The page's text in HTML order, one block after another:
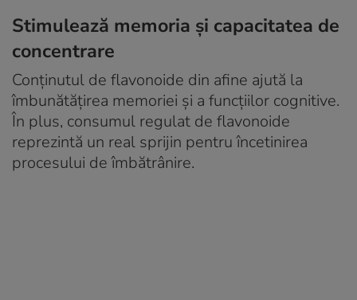
Stimulează memoria și capacitatea de
concentrare
Conținutul de flavonoide din afine ajută la
îmbunătățirea memoriei și a funcțiilor cognitive.
În plus, consumul regulat de flavonoide
reprezintă un real sprijin pentru încetinirea
procesului de îmbătrânire.